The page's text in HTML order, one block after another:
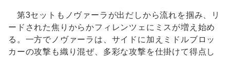
第3セットもノヴァーラが出だしから流れを掴み、リ
ードされた焦りからかフィレンツェにミスが増え始め
る。一方でノヴァーラは、サイドに加えミドルブロッ
カーの攻撃も織り混ぜ、多彩な攻撃を仕掛けて得点し